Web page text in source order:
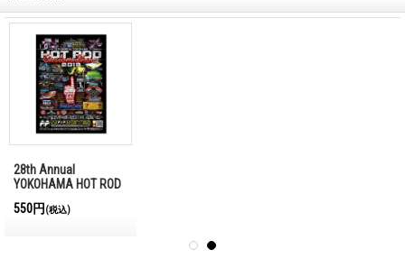
28th Annual
YOKOHAMA HOT ROD
ター
550円 (税込)